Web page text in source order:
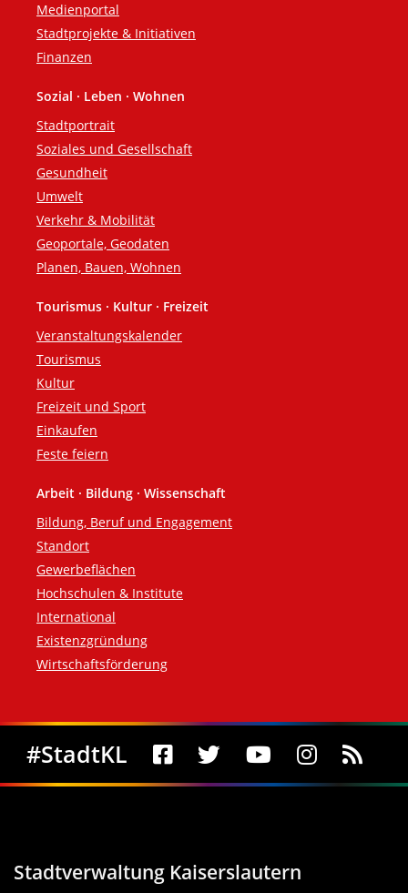
Medienportal
Stadtprojekte & Initiativen
Finanzen
Sozial · Leben · Wohnen
Stadtportrait
Soziales und Gesellschaft
Gesundheit
Umwelt
Verkehr & Mobilität
Geoportale, Geodaten
Planen, Bauen, Wohnen
Tourismus · Kultur · Freizeit
Veranstaltungskalender
Tourismus
Kultur
Freizeit und Sport
Einkaufen
Feste feiern
Arbeit · Bildung · Wissenschaft
Bildung, Beruf und Engagement
Standort
Gewerbeflächen
Hochschulen & Institute
International
Existenzgründung
Wirtschaftsförderung
Social Media
#StadtKL
Stadtverwaltung Kaiserslautern